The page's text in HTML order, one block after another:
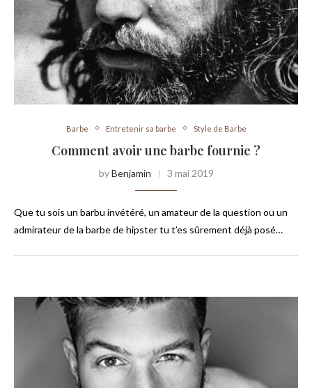
Barbe Entretenir sa barbe Style de Barbe
Comment avoir une barbe fournie ?
byBenjamin 3 mai 2019
Que tu sois un barbu invétéré, un amateur de la question ou un
admirateur de la barbe de hipster tu t’es sûrement déjà posé…